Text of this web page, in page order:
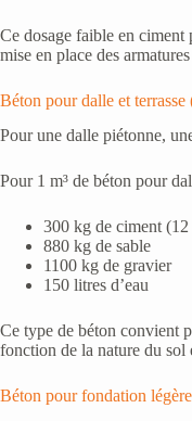
Ce dosage faible en ciment
mise en place des
Béton pour dalle et terrasse
Pour une dalle piétonne,
Pour 1 m³ de béton pour
300 kg de ciment
880 kg de sable
1100 kg de gravier
150 litres d’eau
Ce type de béton convient
fonction de la nature du sol
Béton pour fondation